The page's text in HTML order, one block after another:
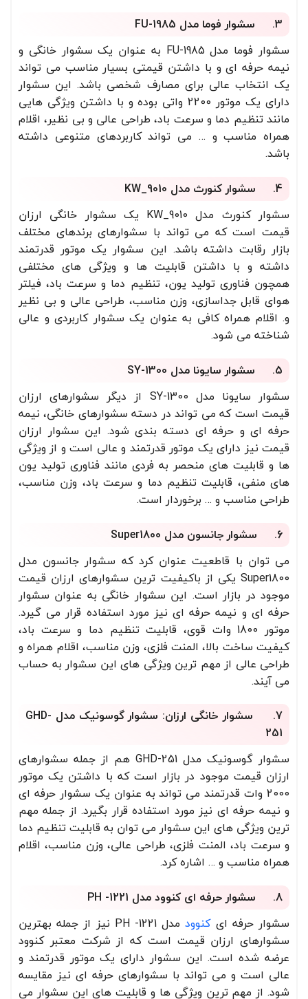
3. سشوار فوما مدل FU-1985
سشوار فوما مدل FU-1985 به عنوان یک سشوار خانگی و
نیمه حرفه ای و با داشتن قیمتی بسیار مناسب می تواند
یک انتخاب عالی برای مصارف شخصی باشد. این سشوار
دارای یک موتور 2200 واتی بوده و با داشتن ویژگی هایی
مانند تنظیم دما و سرعت باد، طراحی عالی و بی نظیر، اقلام
همراه مناسب و … می تواند کاربردهای متنوعی داشته
باشد.
4. سشوار کنورث مدل KW_9010
سشوار کنورث مدل KW_9010 یک سشوار خانگی ارزان
قیمت است که می تواند با سشوارهای برندهای مختلف
بازار رقابت داشته باشد. این سشوار یک موتور قدرتمند
داشته و با داشتن قابلیت ها و ویژگی های مختلفی
همچون فناوری تولید یون، تنظیم دما و سرعت باد، فیلتر
هوای قابل جداسازی، وزن مناسب، طراحی عالی و بی نظیر
و. اقلام همراه کافی به عنوان یک سشوار کاربردی و عالی
شناخته می شود.
5. سشوار سایونا مدل SY-1300
سشوار سایونا مدل SY-1300 از دیگر سشوارهای ارزان
قیمت است که می تواند در دسته سشوارهای خانگی، نیمه
حرفه ای و حرفه ای دسته بندی شود. این سشوار ارزان
قیمت نیز دارای یک موتور قدرتمند و عالی است و از ویژگی
ها و قابلیت های منحصر به فردی مانند فناوری تولید یون
های منفی، قابلیت تنظیم دما و سرعت باد، وزن مناسب،
طراحی مناسب و … برخوردار است.
6. سشوار جانسون مدل Super1800
می توان با قاطعیت عنوان کرد که سشوار جانسون مدل
Super1800 یکی از باکیفیت ترین سشوارهای ارزان قیمت
موجود در بازار است. این سشوار خانگی به عنوان سشوار
حرفه ای و نیمه حرفه ای نیز مورد استفاده قرار می گیرد.
موتور 1800 وات قوی، قابلیت تنظیم دما و سرعت باد،
کیفیت ساخت بالا، المنت فلزی، وزن مناسب، اقلام همراه و
طراحی عالی از مهم ترین ویژگی های این سشوار به حساب
می آیند.
7. سشوار خانگی ارزان: سشوار گوسونیک مدل GHD-
251
سشوار گوسونیک مدل GHD-251 هم از جمله سشوارهای
ارزان قیمت موجود در بازار است که با داشتن یک موتور
2000 وات قدرتمند می تواند به عنوان یک سشوار حرفه ای
و نیمه حرفه ای نیز مورد استفاده قرار بگیرد. از جمله مهم
ترین ویژگی های این سشوار می توان به قابلیت تنظیم دما
و سرعت باد، المنت فلزی، طراحی عالی، وزن مناسب، اقلام
همراه مناسب و … اشاره کرد.
8. سشوار حرفه ای کنوود مدل PH -1221
سشوار حرفه ایکنوود
مدل PH -1221 نیز از جمله بهترین
سشوارهای ارزان قیمت است که از شرکت معتبر کنوود
عرضه شده است. این سشوار دارای یک موتور قدرتمند و
عالی است و می تواند با سشوارهای حرفه ای نیز مقایسه
شود. از مهم ترین ویژگی ها و قابلیت های این سشوار می